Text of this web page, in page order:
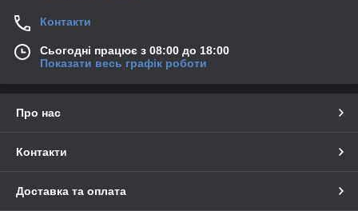
Контакти
Сьогодні працює з 08:00 до 18:00
Показати весь графік роботи
Про нас
Контакти
Доставка та оплата